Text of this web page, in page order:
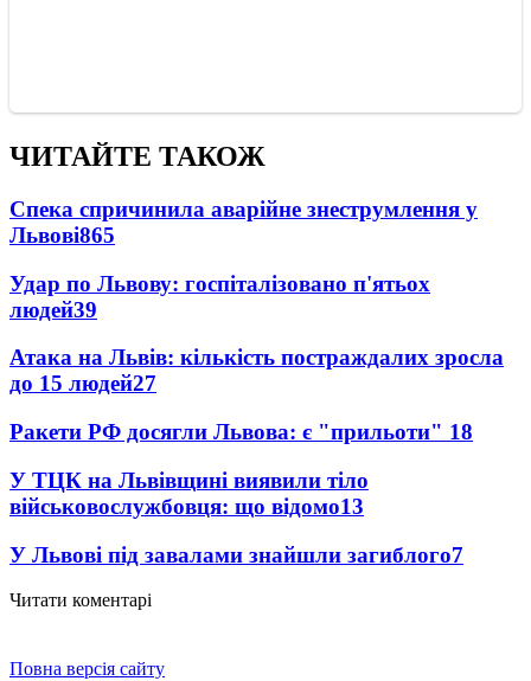
ЧИТАЙТЕ ТАКОЖ
Спека спричинила аварійне знеструмлення у
Львові865
Удар по Львову: госпіталізовано п'ятьох
людей39
Атака на Львів: кількість постраждалих зросла
до 15 людей27
Ракети РФ досягли Львова: є "прильоти" 18
У ТЦК на Львівщині виявили тіло
військовослужбовця: що відомо13
У Львові під завалами знайшли загиблого7
Читати коментарі
Повна версія сайту